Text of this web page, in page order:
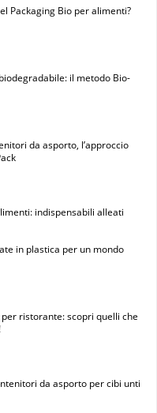
Packaging Bio per alimenti?
il metodo Bio-
da asporto, l’approccio
indispensabili alleati
in plastica per un mondo
ristorante: scopri quelli che
da asporto per cibi unti